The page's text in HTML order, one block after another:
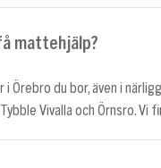
mattehjälp?
Örebro du bor, även i
Vivalla och Örnsro. Vi